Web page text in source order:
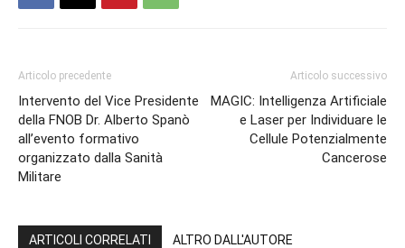
Articolo precedente
Intervento del Vice Presidente
della FNOB Dr. Alberto Spanò
all’evento formativo
organizzato dalla Sanità
Militare
Articolo successivo
MAGIC: Intelligenza Artificiale
e Laser per Individuare le
Cellule Potenzialmente
Cancerose
ARTICOLI CORRELATI ALTRO DALL'AUTORE